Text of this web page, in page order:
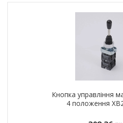
Кнопка управління
4 положення